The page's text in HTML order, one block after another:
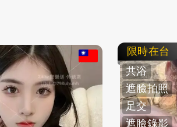
限時在台
共浴
遮臉拍照
足交
遮臉錄影